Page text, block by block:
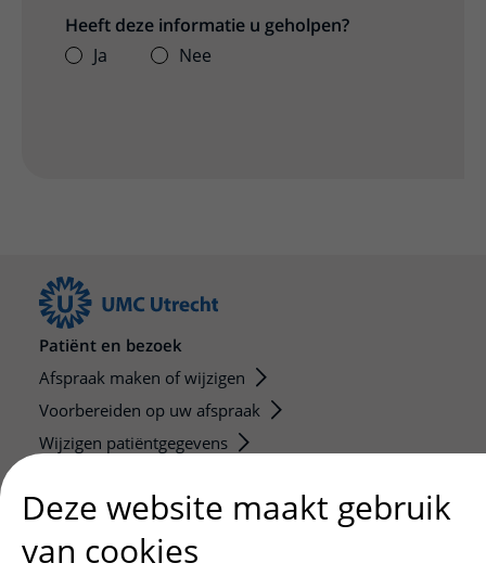
Heeft deze informatie u geholpen?
Ja
Nee
Patiënt en bezoek
Afspraak maken of wijzigen
Voorbereiden op uw afspraak
Wijzigen patiëntgegevens
Bezoektijden
Onderwijs en onderzoek
Deze website maakt gebruik
van cookies